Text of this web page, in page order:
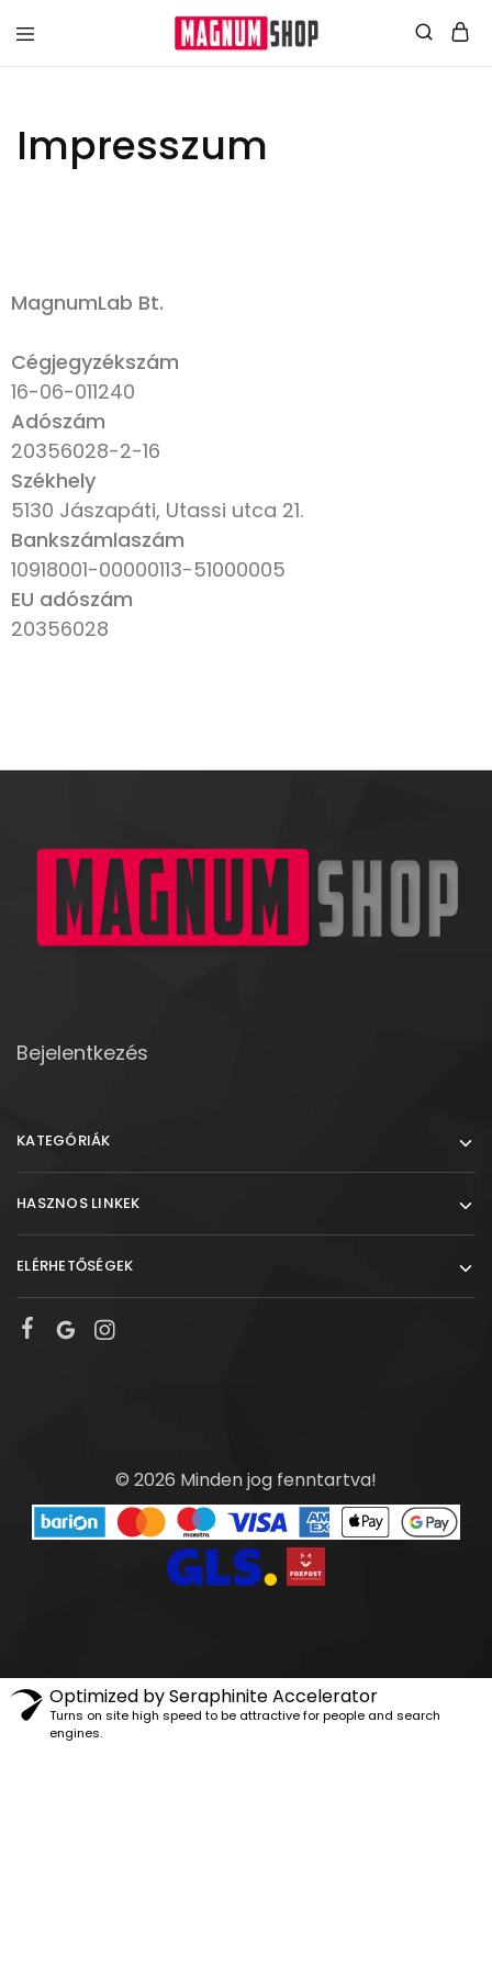
Impresszum
MagnumLab Bt.
Cégjegyzékszám
16-06-011240
Adószám
20356028-2-16
Székhely
5130 Jászapáti, Utassi utca 21.
Bankszámlaszám
10918001-00000113-51000005
EU adószám
20356028
Bejelentkezés
KATEGÓRIÁK
HASZNOS LINKEK
ELÉRHETŐSÉGEK
© 2026 Minden jog fenntartva!
Optimized by Seraphinite Accelerator
Turns on site high speed to be attractive for people and search
engines.